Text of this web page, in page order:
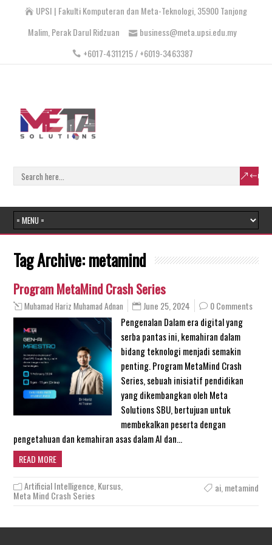
UPSI | Fakulti Komputeran dan Meta-Teknologi, 35900 Tanjong
Malim, Perak Darul Ridzuan
business@meta.upsi.edu.my
+6017-4311215 / +6019-3463387
Tag Archive:metamind
Program MetaMind Crash Series
Muhamad Hariz Muhamad Adnan June 25, 2024 0 Comments
Pengenalan Dalam era digital yang
serba pantas ini, kemahiran dalam
bidang teknologi menjadi semakin
penting. Program MetaMind Crash
Series, sebuah inisiatif pendidikan
yang dikembangkan oleh Meta
Solutions SBU, bertujuan untuk
membekalkan peserta dengan
pengetahuan dan kemahiran asas dalam AI dan…
READ MORE
Artificial Intelligence Kursus
Meta Mind Crash Series
ai, metamind